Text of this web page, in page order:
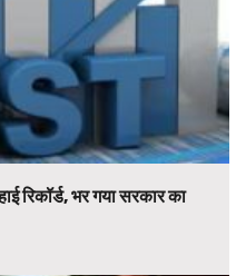
रिकॉर्ड, भर गया सरकार का